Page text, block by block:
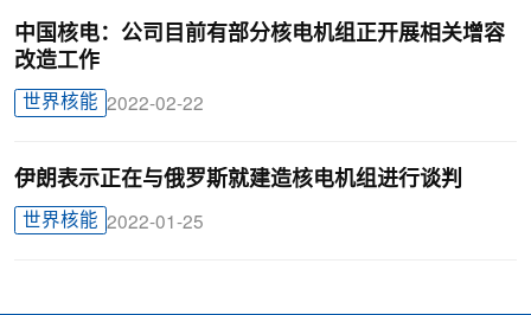
中国核电：公司目前有部分核电机组正开展相关增容
改造工作
世界核能 2022-02-22
伊朗表示正在与俄罗斯就建造核电机组进行谈判
世界核能 2022-01-25